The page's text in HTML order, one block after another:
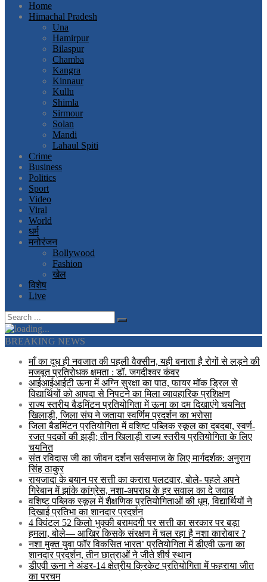
Home
Himachal Pradesh
Una
Hamirpur
Bilaspur
Chamba
Kangra
Kinnaur
Kullu
Shimla
Sirmour
Solan
Mandi
Lahaul Spiti
Crime
Business
Politics
Sport
Video
Viral
World
धर्म
मनोरंजन
Bollywood
Fashion
खेल
विशेष
Live
BREAKING NEWS
माँ का दूध ही नवजात की पहली वैक्सीन, यही बनाता है रोगों से लड़ने की
मजबूत प्रतिरोधक क्षमता : डॉ. जगदीश्वर कंवर
आईआईआईटी ऊना में अग्नि सुरक्षा का पाठ, फायर मॉक ड्रिल से
विद्यार्थियों को आपदा से निपटने का मिला व्यावहारिक प्रशिक्षण
राज्य स्तरीय बैडमिंटन प्रतियोगिता में ऊना का दम दिखाएंगे चयनित
खिलाड़ी, जिला संघ ने जताया स्वर्णिम प्रदर्शन का भरोसा
जिला बैडमिंटन प्रतियोगिता में वशिष्ट पब्लिक स्कूल का दबदबा, स्वर्ण-
रजत पदकों की झड़ी; तीन खिलाड़ी राज्य स्तरीय प्रतियोगिता के लिए
चयनित
संत रविदास जी का जीवन दर्शन सर्वसमाज के लिए मार्गदर्शक: अनुराग
सिंह ठाकुर
रायजादा के बयान पर सत्ती का करारा पलटवार, बोले- पहले अपने
गिरेबान में झांके कांग्रेस, नशा-अपराध के हर सवाल का दे जवाब
वशिष्ट पब्लिक स्कूल में शैक्षणिक प्रतियोगिताओं की धूम, विद्यार्थियों ने
दिखाई प्रतिभा का शानदार प्रदर्शन
4 क्विंटल 52 किलो भुक्की बरामदगी पर सत्ती का सरकार पर बड़ा
हमला, बोले— आखिर किसके संरक्षण में चल रहा है नशा कारोबार ?
नशा मुक्त युवा फॉर विकसित भारत’ प्रतियोगिता में डीएवी ऊना का
शानदार प्रदर्शन, तीन छात्राओं ने जीते शीर्ष स्थान
डीएवी ऊना ने अंडर-14 क्षेत्रीय क्रिकेट प्रतियोगिता में फहराया जीत
का परचम